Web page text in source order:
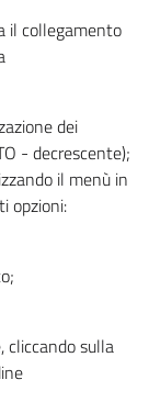
il collegamento
dei
- decrescente);
il menù in
opzioni:
cliccando sulla